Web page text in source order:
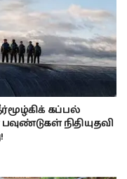
கப்பல்
நிதியுதவி